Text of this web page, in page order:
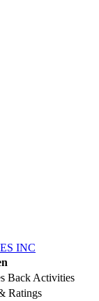
INC
Back Activities
Ratings